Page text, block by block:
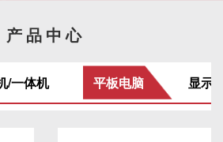
产品中心
/一体机 平板电脑 显示